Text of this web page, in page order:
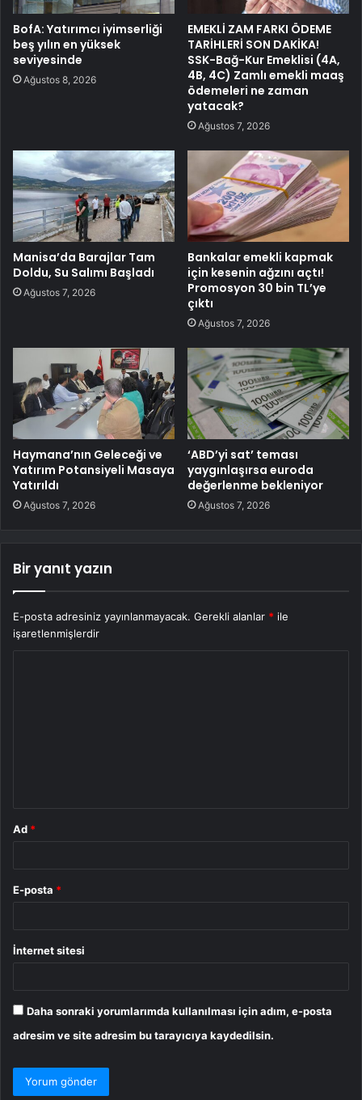
BofA: Yatırımcı iyimserliği
beş yılın en yüksek
seviyesinde
Ağustos 8, 2026
EMEKLİ ZAM FARKI ÖDEME
TARİHLERİ SON DAKİKA!
SSK-Bağ-Kur Emeklisi (4A,
4B, 4C) Zamlı emekli maaş
ödemeleri ne zaman
yatacak?
Ağustos 7, 2026
Manisa’da Barajlar Tam
Doldu, Su Salımı Başladı
Ağustos 7, 2026
Bankalar emekli kapmak
için kesenin ağzını açtı!
Promosyon 30 bin TL’ye
çıktı
Ağustos 7, 2026
Haymana’nın Geleceği ve
Yatırım Potansiyeli Masaya
Yatırıldı
Ağustos 7, 2026
‘ABD’yi sat’ teması
yaygınlaşırsa euroda
değerlenme bekleniyor
Ağustos 7, 2026
Bir yanıt yazın
E-posta adresiniz yayınlanmayacak. Gerekli alanlar * ile
işaretlenmişlerdir
Ad *
E-posta *
İnternet sitesi
Daha sonraki yorumlarımda kullanılması için adım, e-posta
adresim ve site adresim bu tarayıcıya kaydedilsin.